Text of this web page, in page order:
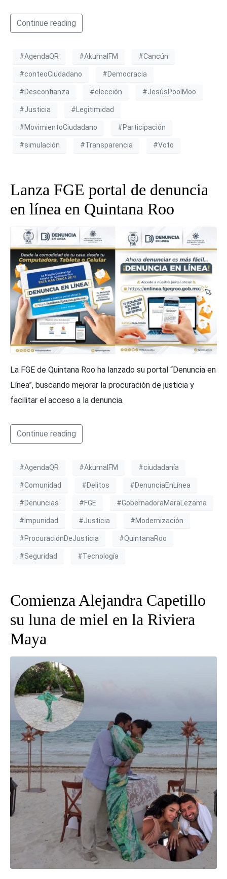
Continue reading
#AgendaQR #AkumalFM #Cancún
#conteoCiudadano #Democracia
#Desconfianza #elección #JesúsPoolMoo
#Justicia #Legitimidad
#MovimientoCiudadano #Participación
#simulación #Transparencia #Voto
Lanza FGE portal de denuncia
en línea en Quintana Roo
La FGE de Quintana Roo ha lanzado su portal “Denuncia en
Línea”, buscando mejorar la procuración de justicia y
facilitar el acceso a la denuncia.
Continue reading
#AgendaQR #AkumalFM #ciudadanía
#Comunidad #Delitos #DenunciaEnLínea
#Denuncias #FGE #GobernadoraMaraLezama
#Impunidad #Justicia #Modernización
#ProcuraciónDeJusticia #QuintanaRoo
#Seguridad #Tecnología
Comienza Alejandra Capetillo
su luna de miel en la Riviera
Maya